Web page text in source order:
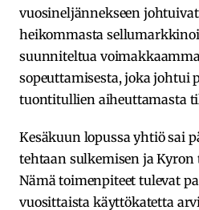
vuosineljännekseen
heikommasta
suunniteltua
sopeuttamisesta, joka johtui
tuontitullien aiheuttamasta
Kesäkuun lopussa yhtiö sai
tehtaan sulkemisen ja Kyron
Nämä toimenpiteet tulevat
vuosittaista käyttökatetta